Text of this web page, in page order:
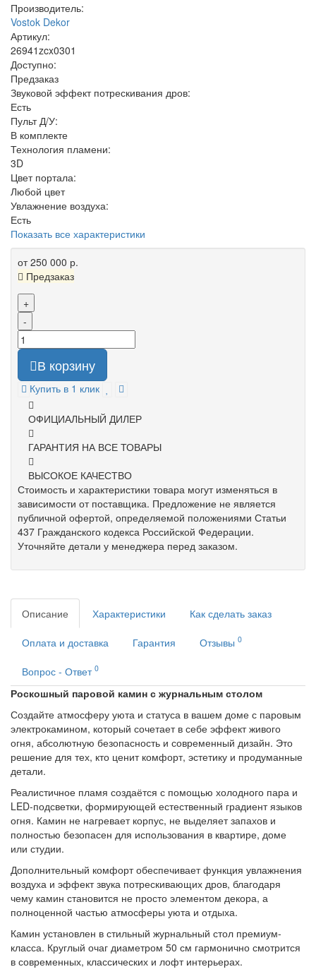
Производитель:
Vostok Dekor
Артикул:
26941zcx0301
Доступно:
Предзаказ
Звуковой эффект потрескивания дров:
Есть
Пульт Д/У:
В комплекте
Технология пламени:
3D
Цвет портала:
Любой цвет
Увлажнение воздуха:
Есть
Показать все характеристики
от 250 000 р.
Предзаказ
+
-
В корзину
Купить в 1 клик
ОФИЦИАЛЬНЫЙ ДИЛЕР
ГАРАНТИЯ НА ВСЕ ТОВАРЫ
ВЫСОКОЕ КАЧЕСТВО
Стоимость и характеристики товара могут изменяться в
зависимости от поставщика. Предложение не является
публичной офертой, определяемой положениями Статьи
437 Гражданского кодекса Российской Федерации.
Уточняйте детали у менеджера перед заказом.
Описание Характеристики Как сделать заказ
Оплата и доставка Гарантия Отзывы 0
Вопрос - Ответ 0
Роскошный паровой камин с журнальным столом
Создайте атмосферу уюта и статуса в вашем доме с паровым
электрокамином, который сочетает в себе эффект живого
огня, абсолютную безопасность и современный дизайн. Это
решение для тех, кто ценит комфорт, эстетику и продуманные
детали.
Реалистичное пламя создаётся с помощью холодного пара и
LED-подсветки, формирующей естественный градиент языков
огня. Камин не нагревает корпус, не выделяет запахов и
полностью безопасен для использования в квартире, доме
или студии.
Дополнительный комфорт обеспечивает функция увлажнения
воздуха и эффект звука потрескивающих дров, благодаря
чему камин становится не просто элементом декора, а
полноценной частью атмосферы уюта и отдыха.
Камин установлен в стильный журнальный стол премиум-
класса. Круглый очаг диаметром 50 см гармонично смотрится
в современных, классических и лофт интерьерах.